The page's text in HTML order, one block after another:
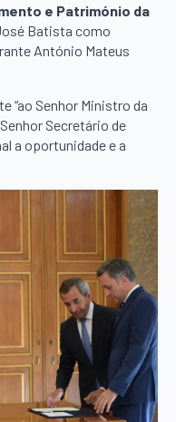
e Património da
Batista como
António Mateus
“ao Senhor Ministro da
Secretário de
a oportunidade e a